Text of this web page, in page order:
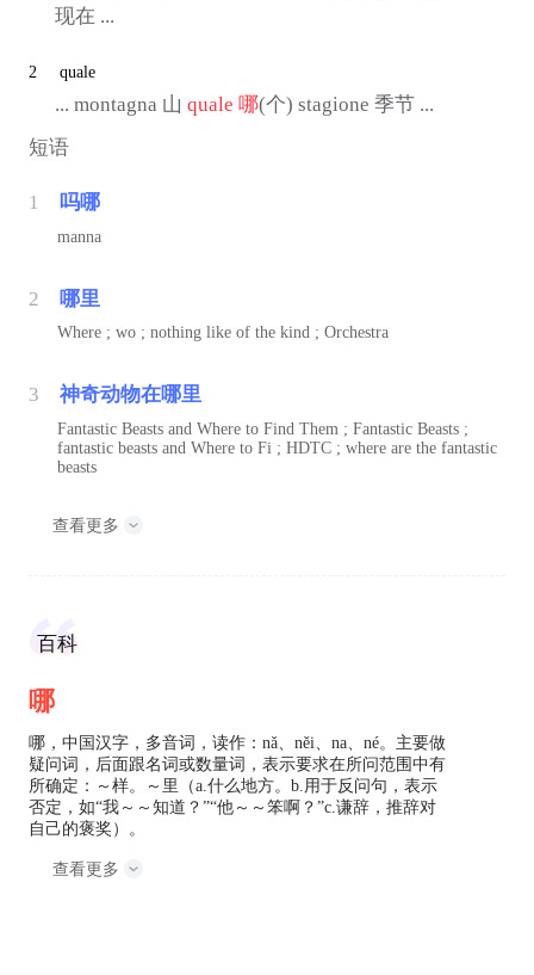
现在 ...
2 quale
... montagna 山 quale 哪(个) stagione 季节 ...
短语
1 吗哪
manna
2 哪里
Where ; wo ; nothing like of the kind ; Orchestra
3 神奇动物在哪里
Fantastic Beasts and Where to Find Them ; Fantastic Beasts ;
fantastic beasts and Where to Fi ; HDTC ; where are the fantastic
beasts
查看更多
百科
哪
哪，中国汉字，多音词，读作：nǎ、něi、na、né。主要做
疑问词，后面跟名词或数量词，表示要求在所问范围中有
所确定：～样。～里（a.什么地方。b.用于反问句，表示
否定，如“我～～知道？”“他～～笨啊？”c.谦辞，推辞对
自己的褒奖）。
查看更多